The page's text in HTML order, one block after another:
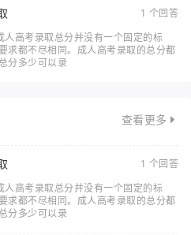
1 个回答
高考录取总分并没有一个固定的标
求都不尽相同。成人高考录取的总分都
分多少可以录
查看更多
1 个回答
高考录取总分并没有一个固定的标
求都不尽相同。成人高考录取的总分都
分多少可以录